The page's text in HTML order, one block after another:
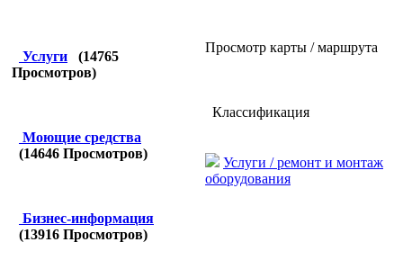
Услуги (14765
Просмотров)
Моющие средства
(14646 Просмотров)
Бизнес-информация
(13916 Просмотров)
Просмотр карты / маршрута
Классификация
Услуги / ремонт и монтаж
оборудования